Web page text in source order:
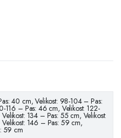
40 cm, Velikost: 98-104 – Pas:
116 – Pas: 46 cm, Velikost: 122-
134 – Pas: 55 cm, Velikost:
146 – Pas: 59 cm,
59 cm